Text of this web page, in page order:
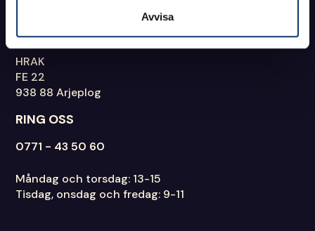
Avvisa
SKICKA HANDLINGAR
HRAK
FE 22
938 88 Arjeplog
RING OSS
0771 - 43 50 60
Måndag och torsdag: 13-15
Tisdag, onsdag och fredag: 9-11